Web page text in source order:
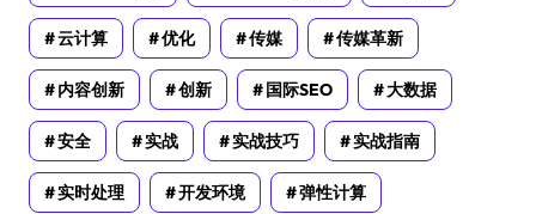
云计算 优化 传媒 传媒革新
内容创新 创新 国际SEO 大数据
安全 实战 实战技巧 实战指南
实时处理 开发环境 弹性计算